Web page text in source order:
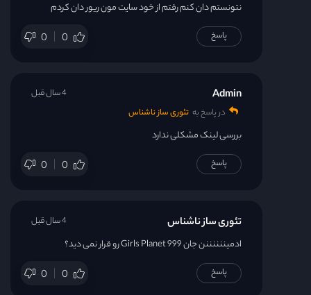
نتونستم دان کنم رفتم از خود سایت مون ریور دان کردم
0 0 پاسخ
Admin
در پاسخ به تئوری ساز ناشناس
بررسی لینک مشکلی ندارد
0 0
4 سال قبل
پاسخ
تئوری ساز ناشناس
ادمیننننننن جانGirls Planet 999 رو قرار نمی دید؟
0 0
4 سال قبل
پاسخ